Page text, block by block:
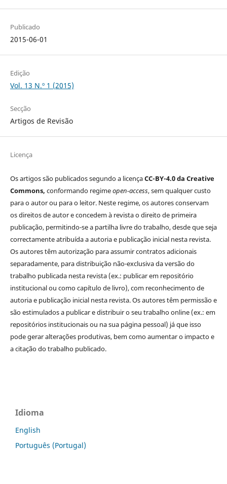
Publicado
2015-06-01
Edição
Vol. 13 N.º 1 (2015)
Secção
Artigos de Revisão
Licença
Os artigos são publicados segundo a licençaCC-BY-4.0 da Creative
Commons, conformando regimeopen-access, sem qualquer custo
para o autor ou para o leitor. Neste regime, os autores conservam
os direitos de autor e concedem à revista o direito de primeira
publicação, permitindo-se a partilha livre do trabalho, desde que seja
correctamente atribuída a autoria e publicação inicial nesta revista.
Os autores têm autorização para assumir contratos adicionais
separadamente, para distribuição não-exclusiva da versão do
trabalho publicada nesta revista (ex.: publicar em repositório
institucional ou como capítulo de livro), com reconhecimento de
autoria e publicação inicial nesta revista. Os autores têm permissão e
são estimulados a publicar e distribuir o seu trabalho online (ex.: em
repositórios institucionais ou na sua página pessoal) já que isso
pode gerar alterações produtivas, bem como aumentar o impacto e
a citação do trabalho publicado.
Idioma
English
Português (Portugal)